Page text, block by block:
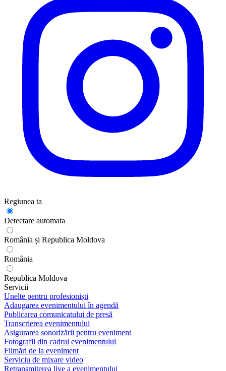
Regiunea ta
Detectare automata
România și Republica Moldova
România
Republica Moldova
Servicii
Unelte pentru profesioniști
Adaugarea evenimentului în agendă
Publicarea comunicatului de presă
Transcrierea evenimentului
Asigurarea sonorizării pentru eveniment
Fotografii din cadrul evenimentului
Filmări de la eveniment
Serviciu de mixare video
Retransmiterea live a evenimentului